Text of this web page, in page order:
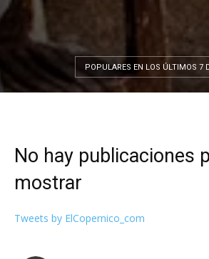
POPULARES EN LOS ÚLTIMOS 7
No hay publicaciones
mostrar
Tweets by ElCopernico_com